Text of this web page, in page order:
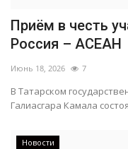
Приём в честь
Россия – АСЕАН
Июнь 18, 2026 7
В Татарском
Галиасгара Камала
Новости